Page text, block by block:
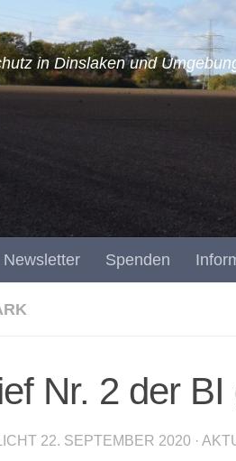
in Dinslaken und
Newsletter Spenden
Nr. 2 der
22. SEPTEMBER 2020 ·